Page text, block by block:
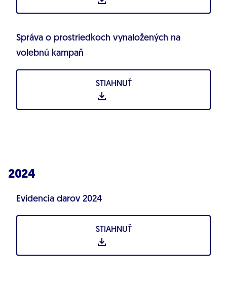
Správa o prostriedkoch vynaložených na
volebnú kampaň
STIAHNUŤ
2024
Evidencia darov 2024
STIAHNUŤ